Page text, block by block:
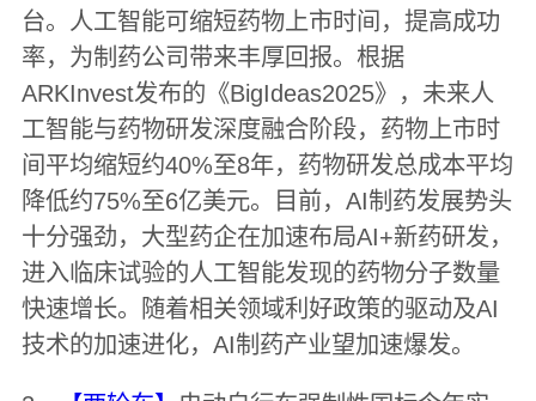
台。人工智能可缩短药物上市时间，提高成功
率，为制药公司带来丰厚回报。根据
ARKInvest发布的《BigIdeas2025》，未来人
工智能与药物研发深度融合阶段，药物上市时
间平均缩短约40%至8年，药物研发总成本平均
降低约75%至6亿美元。目前，AI制药发展势头
十分强劲，大型药企在加速布局AI+新药研发，
进入临床试验的人工智能发现的药物分子数量
快速增长。随着相关领域利好政策的驱动及AI
技术的加速进化，AI制药产业望加速爆发。